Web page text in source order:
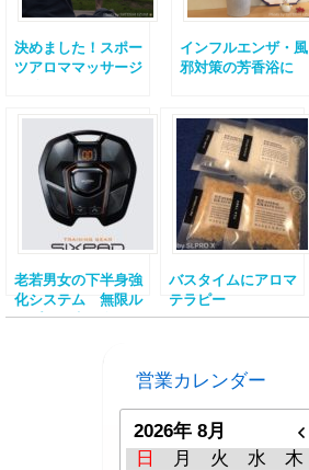
決めました！スポー
ツアロママッサージ
インフルエンザ・風
邪対策の芳香浴に
老若男女の下半身強
化システム 無限ル
ープで人生を楽しも
バスタイムにアロマ
テラピー
MARKS&WEB バス
営業カレンダー
2026年 8月
日
月 火 水 木